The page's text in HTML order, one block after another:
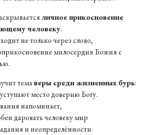
личное прикосновение
человеку.
не только через слово,
милосердия Божия с
темаверы среди жизненных бурь:
место доверию Богу.
напоминает,
даровать человеку мир
и неопределённости.